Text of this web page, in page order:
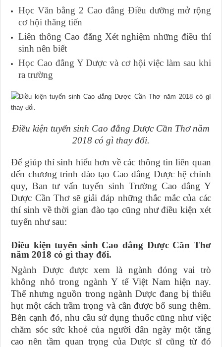
Học Văn bằng 2 Cao đẳng Điều dưỡng mở rộng
cơ hội thăng tiến
Liên thông Cao đẳng Xét nghiệm những điều thí
sinh nên biết
Học Cao đẳng Y Dược và cơ hội việc làm sau khi
ra trường
Điều kiện tuyển sinh Cao đẳng Dược Cần Thơ năm
2018 có gì thay đổi.
Để giúp thí sinh hiểu hơn về các thông tin liên quan
đến chương trình đào tạo Cao đẳng Dược hệ chính
quy, Ban tư vấn tuyển sinh Trường Cao đẳng Y
Dược Cần Thơ sẽ giải đáp những thắc mắc của các
thí sinh về thời gian đào tạo cũng như điều kiện xét
tuyển như sau:
Điều kiện tuyển sinh Cao đẳng Dược Cần Thơ
năm 2018 có gì thay đổi.
Ngành Dược được xem là ngành đóng vai trò
không nhỏ trong ngành Y tế Việt Nam hiện nay.
Thế nhưng nguồn trong ngành Dược đang bị thiếu
hụt một cách trầm trọng và cần được bổ sung thêm.
Bên cạnh đó, nhu cầu sử dụng thuốc cũng như việc
chăm sóc sức khoẻ của người dân ngày một tăng
cao nên tầm quan trọng của Dược sĩ cũng từ đó